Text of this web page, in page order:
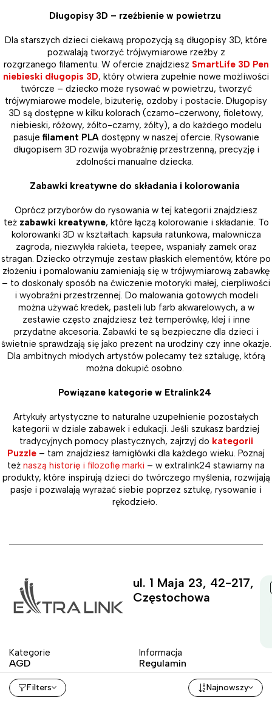
Filters Najnowszy
Długopisy 3D – rzeźbienie w powietrzu
Dla starszych dzieci ciekawą propozycją są długopisy 3D, które
pozwalają tworzyć trójwymiarowe rzeźby z
rozgrzanego filamentu. W ofercie znajdziesz SmartLife 3D Pen
niebieski długopis 3D, który otwiera zupełnie nowe możliwości
twórcze – dziecko może rysować w powietrzu, tworzyć
trójwymiarowe modele, biżuterię, ozdoby i postacie. Długopisy
3D są dostępne w kilku kolorach (czarno-czerwony, fioletowy,
niebieski, różowy, żółto-czarny, żółty), a do każdego modelu
pasuje filament PLAdostępny w naszej ofercie. Rysowanie
długopisem 3D rozwija wyobraźnię przestrzenną, precyzję i
zdolności manualne dziecka.
Zabawki kreatywne do składania i kolorowania
Oprócz przyborów do rysowania w tej kategorii znajdziesz
też zabawki kreatywne, które łączą kolorowanie i składanie. To
kolorowanki 3D w kształtach: kapsuła ratunkowa, malownicza
zagroda, niezwykła rakieta, teepee, wspaniały zamek oraz
stragan. Dziecko otrzymuje zestaw płaskich elementów, które po
złożeniu i pomalowaniu zamieniają się w trójwymiarową zabawkę
– to doskonały sposób na ćwiczenie motoryki małej, cierpliwości
i wyobraźni przestrzennej. Do malowania gotowych modeli
można używać kredek, pasteli lub farb akwarelowych, a w
zestawie często znajdziesz też temperówkę, klej i inne
przydatne akcesoria. Zabawki te są bezpieczne dla dzieci i
świetnie sprawdzają się jako prezent na urodziny czy inne okazje.
Dla ambitnych młodych artystów polecamy też sztalugę, którą
można dokupić osobno.
Powiązane kategorie w Etralink24
Artykuły artystyczne to naturalne uzupełnienie pozostałych
kategorii w dziale zabawek i edukacji. Jeśli szukasz bardziej
tradycyjnych pomocy plastycznych, zajrzyj do kategorii
Puzzle – tam znajdziesz łamigłówki dla każdego wieku. Poznaj
też naszą historię i filozofię marki – w extralink24 stawiamy na
produkty, które inspirują dzieci do twórczego myślenia, rozwijają
pasje i pozwalają wyrażać siebie poprzez sztukę, rysowanie i
rękodzieło.
ul. 1 Maja 23, 42-217,
Częstochowa
Kategorie
AGD
Mama i dziecko
Informacja
Regulamin
Polityka prywatności